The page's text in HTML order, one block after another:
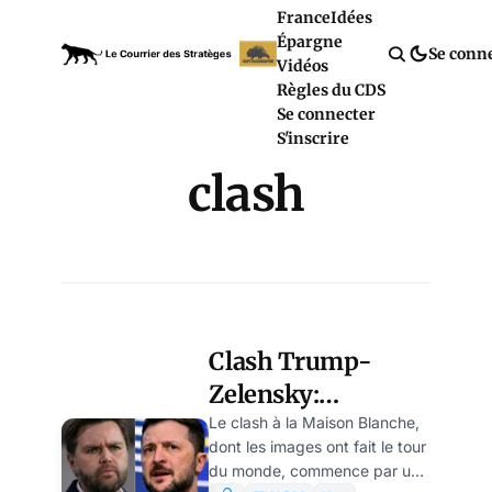
FranceIdées
Épargne
Vidéos
Règles du CDS
Se connecter
S'inscrire
Se
clash
Clash Trump-
Zelensky:
comment il s’est
vraiment passé !
Le clash à la Maison Blanche,
dont les images ont fait le tour
du monde, commence par une